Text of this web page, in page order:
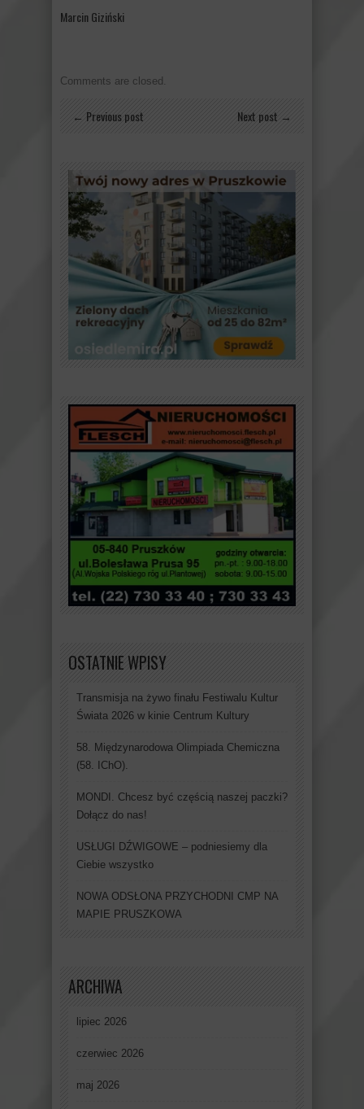
Marcin Giziński
Comments are closed.
← Previous post Next post →
OSTATNIE WPISY
Transmisja na żywo finału Festiwalu Kultur
Świata 2026 w kinie Centrum Kultury
58. Międzynarodowa Olimpiada Chemiczna
(58. IChO).
MONDI. Chcesz być częścią naszej paczki?
Dołącz do nas!
USŁUGI DŹWIGOWE – podniesiemy dla
Ciebie wszystko
NOWA ODSŁONA PRZYCHODNI CMP NA
MAPIE PRUSZKOWA
ARCHIWA
lipiec 2026
czerwiec 2026
maj 2026